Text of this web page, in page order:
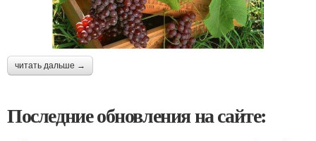
читать дальше →
Последние обновления на сайте: